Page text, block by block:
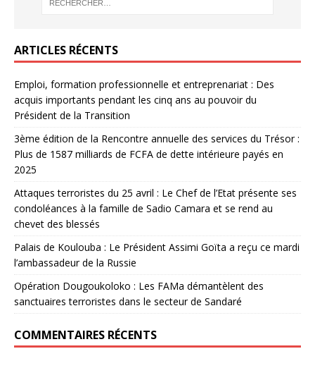
ARTICLES RÉCENTS
Emploi, formation professionnelle et entreprenariat : Des
acquis importants pendant les cinq ans au pouvoir du
Président de la Transition
3ème édition de la Rencontre annuelle des services du Trésor :
Plus de 1587 milliards de FCFA de dette intérieure payés en
2025
Attaques terroristes du 25 avril : Le Chef de l’Etat présente ses
condoléances à la famille de Sadio Camara et se rend au
chevet des blessés
Palais de Koulouba : Le Président Assimi Goïta a reçu ce mardi
l’ambassadeur de la Russie
Opération Dougoukoloko : Les FAMa démantèlent des
sanctuaires terroristes dans le secteur de Sandaré
COMMENTAIRES RÉCENTS